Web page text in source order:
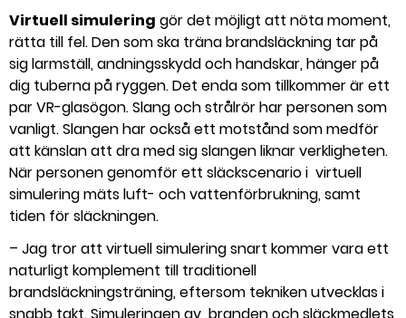
Virtuell simulering gör det möjligt att nöta moment,
rätta till fel. Den som ska träna brandsläckning tar på
sig larmställ, andningsskydd och handskar, hänger på
dig tuberna på ryggen. Det enda som tillkommer är ett
par VR-glasögon. Slang och strålrör har personen som
vanligt. Slangen har också ett motstånd som medför
att känslan att dra med sig slangen liknar verkligheten.
När personen genomför ett släckscenario i virtuell
simulering mäts luft- och vattenförbrukning, samt
tiden för släckningen.
– Jag tror att virtuell simulering snart kommer vara ett
naturligt komplement till traditionell
brandsläckningsträning, eftersom tekniken utvecklas i